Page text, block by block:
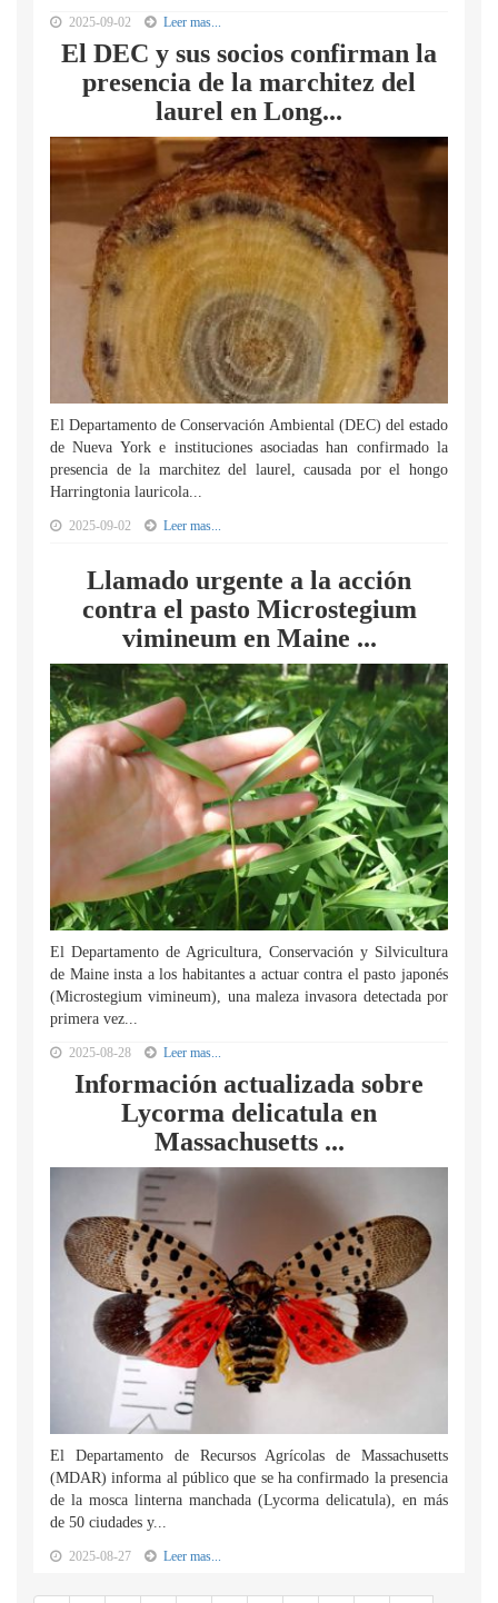
2025-09-02 Leer mas...
El DEC y sus socios confirman la
presencia de la marchitez del
laurel en Long...
El Departamento de Conservación Ambiental (DEC) del estado
de Nueva York e instituciones asociadas han confirmado la
presencia de la marchitez del laurel, causada por el hongo
Harringtonia lauricola...
2025-09-02 Leer mas...
Llamado urgente a la acción
contra el pasto Microstegium
vimineum en Maine ...
El Departamento de Agricultura, Conservación y Silvicultura
de Maine insta a los habitantes a actuar contra el pasto japonés
(Microstegium vimineum), una maleza invasora detectada por
primera vez...
2025-08-28 Leer mas...
Información actualizada sobre
Lycorma delicatula en
Massachusetts ...
El Departamento de Recursos Agrícolas de Massachusetts
(MDAR) informa al público que se ha confirmado la presencia
de la mosca linterna manchada (Lycorma delicatula), en más
de 50 ciudades y...
2025-08-27 Leer mas...